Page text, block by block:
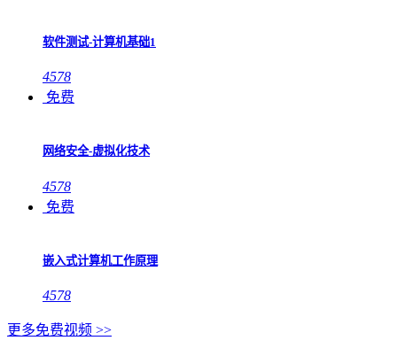
软件测试-计算机基础1
4578
免费
网络安全-虚拟化技术
4578
免费
嵌入式计算机工作原理
4578
更多免费视频 >>